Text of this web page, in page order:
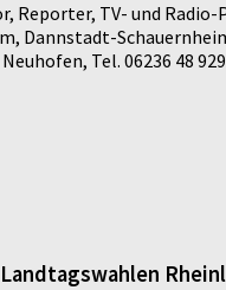
Reporter, TV- und
Dannstadt-
Tel. 06236 48